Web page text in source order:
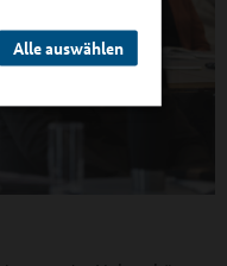
Alle auswählen